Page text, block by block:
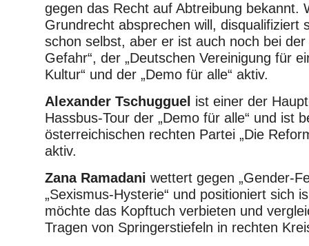
gegen das Recht auf Abtreibung bekannt.
Grundrecht absprechen will, disqualifiziert
schon selbst, aber er ist auch noch bei der
Gefahr“, der „Deutschen Vereinigung für
Kultur“ und der „Demo für alle“ aktiv.
Alexander Tschugguel ist einer der
Hassbus-Tour der „Demo für alle“ und ist
österreichischen rechten Partei „Die
aktiv.
Zana Ramadani wettert gegen „Gender-
„Sexismus-Hysterie“ und positioniert sich
möchte das Kopftuch verbieten und
Tragen von Springerstiefeln in rechten